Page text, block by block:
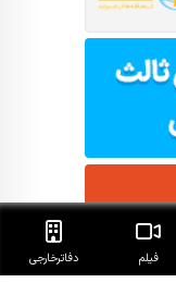
فیلم دفاتر‌خارجی